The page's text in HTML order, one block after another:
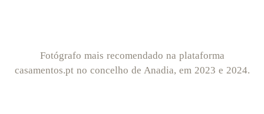
Fotógrafo mais recomendado na plataforma
casamentos.pt no concelho de Anadia, em 2023 e 2024.